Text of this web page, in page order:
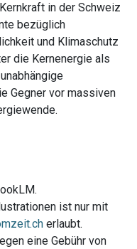
in der Schweiz
bezüglich
und Klimaschutz
die Kernenergie als
Gegner vor massiven
ist nur mit
erlaubt.
eine Gebühr von